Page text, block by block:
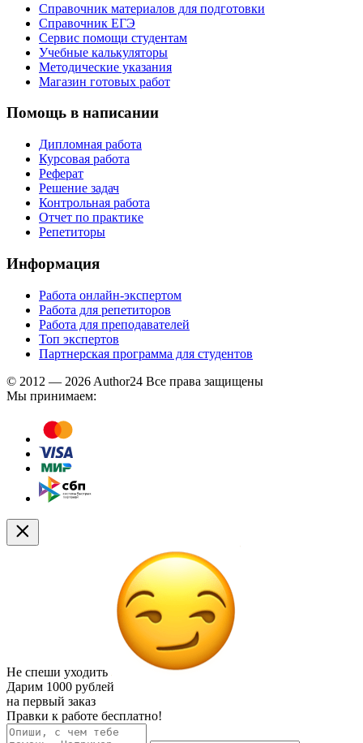
Справочник материалов для подготовки
Справочник ЕГЭ
Сервис помощи студентам
Учебные калькуляторы
Методические указания
Магазин готовых работ
Помощь в написании
Дипломная работа
Курсовая работа
Реферат
Решение задач
Контрольная работа
Отчет по практике
Репетиторы
Информация
Работа онлайн-экспертом
Работа для репетиторов
Работа для преподавателей
Топ экспертов
Партнерская программа для студентов
© 2012 — 2026 Author24 Все права защищены
Мы принимаем:
Не спеши уходить
Дарим 1000 рублей
на первый заказ
Правки к работе бесплатно!